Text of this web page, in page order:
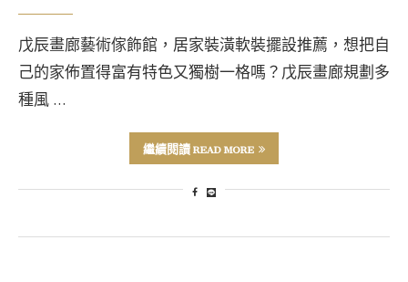
戊辰畫廊藝術傢飾館，居家裝潢軟裝擺設推薦，想把自
己的家佈置得富有特色又獨樹一格嗎？戊辰畫廊規劃多
種風 …
繼續閱讀 READ MORE